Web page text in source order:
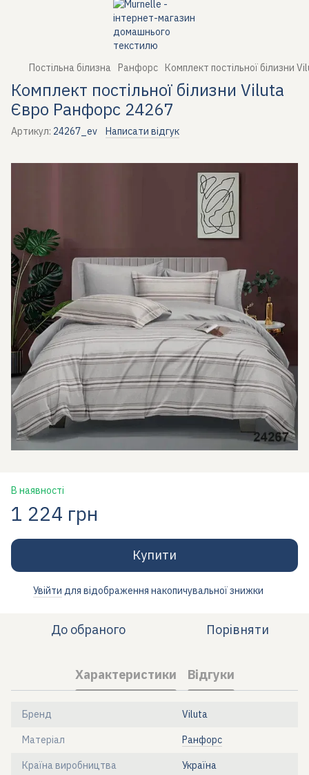
Постільна білизна Ранфорс Комплект постільної білизни
Комплект постільної білизни Viluta
Євро Ранфорс 24267
Артикул: 24267_ev Написати відгук
В наявності
1 224 грн
Купити
Увійти для відображення накопичувальної знижки
До обраного Порівняти
Характеристики Відгуки
Бренд Viluta
Матеріал Ранфорс
Країна виробництва Україна